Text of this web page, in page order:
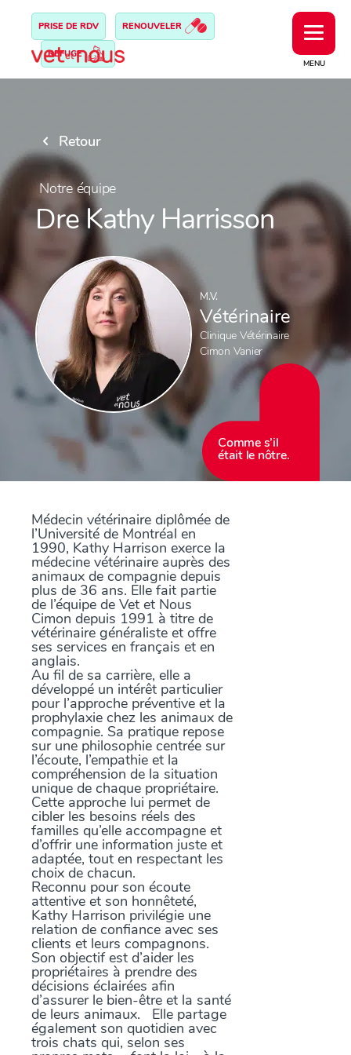
MENU
PRISE DE RDV RENOUVELER
REFUGE
Retour
Notre équipe
Dre Kathy Harrisson
M.V.
Vétérinaire
Clinique Vétérinaire
Cimon Vanier
Comme s’il
était le nôtre.
Médecin vétérinaire diplômée de
l’Université de Montréal en
1990, Kathy Harrison exerce la
médecine vétérinaire auprès des
animaux de compagnie depuis
plus de 36 ans. Elle fait partie
de l’équipe de Vet et Nous
Cimon depuis 1991 à titre de
vétérinaire généraliste et offre
ses services en français et en
anglais.
Au fil de sa carrière, elle a
développé un intérêt particulier
pour l’approche préventive et la
prophylaxie chez les animaux de
compagnie. Sa pratique repose
sur une philosophie centrée sur
l’écoute, l’empathie et la
compréhension de la situation
unique de chaque propriétaire.
Cette approche lui permet de
cibler les besoins réels des
familles qu’elle accompagne et
d’offrir une information juste et
adaptée, tout en respectant les
choix de chacun.
Reconnu pour son écoute
attentive et son honnêteté,
Kathy Harrison privilégie une
relation de confiance avec ses
clients et leurs compagnons.
Son objectif est d’aider les
propriétaires à prendre des
décisions éclairées afin
d’assurer le bien-être et la santé
de leurs animaux. Elle partage
également son quotidien avec
trois chats qui, selon ses